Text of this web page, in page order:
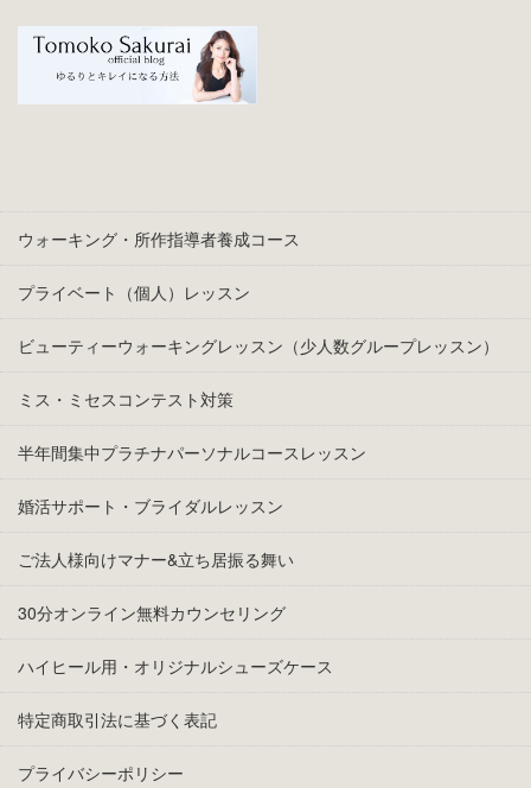
ウォーキング・所作指導者養成コース
プライベート（個人）レッスン
ビューティーウォーキングレッスン（少人数グループレッスン）
ミス・ミセスコンテスト対策
半年間集中プラチナパーソナルコースレッスン
婚活サポート・ブライダルレッスン
ご法人様向けマナー&立ち居振る舞い
30分オンライン無料カウンセリング
ハイヒール用・オリジナルシューズケース
特定商取引法に基づく表記
プライバシーポリシー